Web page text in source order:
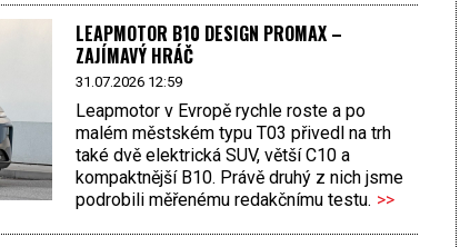
LEAPMOTOR B10 DESIGN PROMAX –
ZAJÍMAVÝ HRÁČ
31.07.2026 12:59
Leapmotor v Evropě rychle roste a po
malém městském typu T03 přivedl na trh
také dvě elektrická SUV, větší C10 a
kompaktnější B10. Právě druhý z nich jsme
podrobili měřenému redakčnímu testu. >>